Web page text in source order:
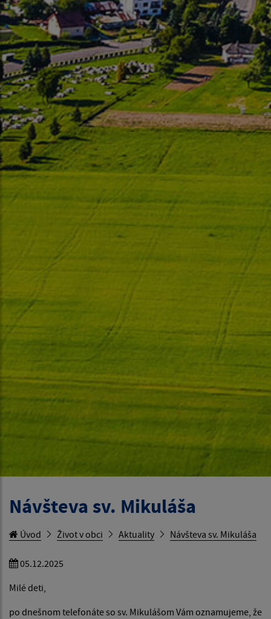
Návšteva sv. Mikuláša
Úvod Život v obci Aktuality Návšteva sv. Mikuláša
05.12.2025
Milé deti,
po dnešnom telefonáte so sv. Mikulášom Vám oznamujeme, že